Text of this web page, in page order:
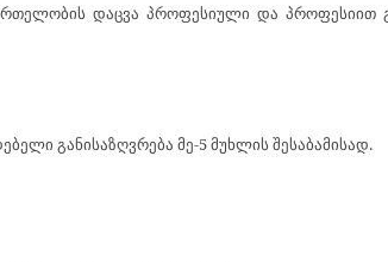
დაცვა პროფესიული და პროფესიით
განისაზღვრება მე-5 მუხლის შესაბამისად.